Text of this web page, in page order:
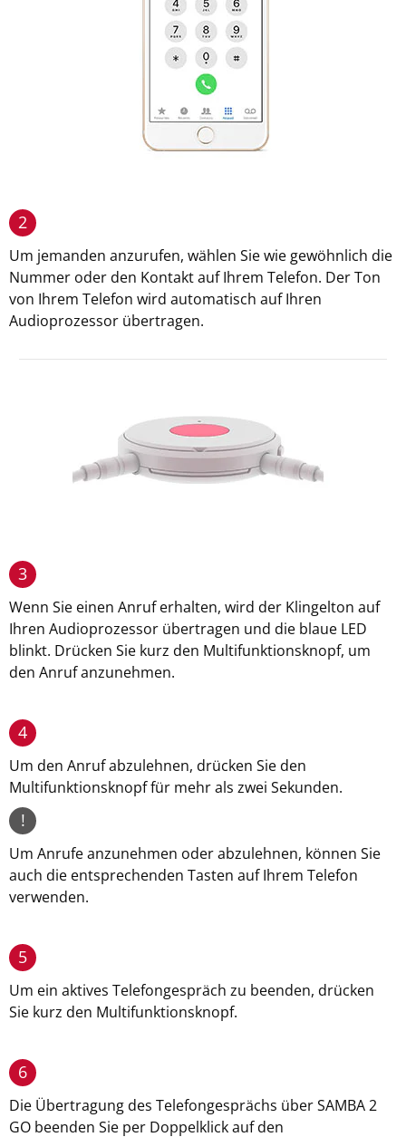
2
Um jemanden anzurufen, wählen Sie wie gewöhnlich die
Nummer oder den Kontakt auf Ihrem Telefon. Der Ton
von Ihrem Telefon wird automatisch auf Ihren
Audioprozessor übertragen.
3
Wenn Sie einen Anruf erhalten, wird der Klingelton auf
Ihren Audioprozessor übertragen und die blaue LED
blinkt. Drücken Sie kurz den Multifunktionsknopf, um
den Anruf anzunehmen.
4
Um den Anruf abzulehnen, drücken Sie den
Multifunktionsknopf für mehr als zwei Sekunden.
!
Um Anrufe anzunehmen oder abzulehnen, können Sie
auch die entsprechenden Tasten auf Ihrem Telefon
verwenden.
5
Um ein aktives Telefongespräch zu beenden, drücken
Sie kurz den Multifunktionsknopf.
6
Die Übertragung des Telefongesprächs über SAMBA 2
GO beenden Sie per Doppelklick auf den